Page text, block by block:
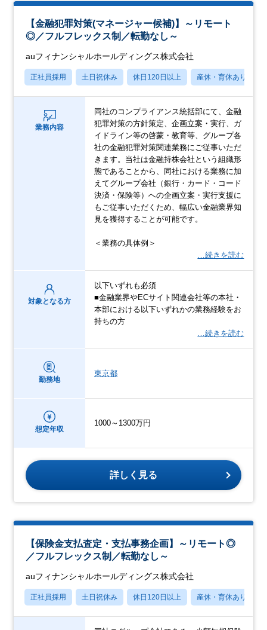
【金融犯罪対策(マネージャー候補)】～リモート
◎／フルフレックス制／転勤なし～
auフィナンシャルホールディングス株式会社
正社員採用 土日祝休み 休日120日以上 産休・育休あり
業務内容
同社のコンプライアンス統括部にて、金融
犯罪対策の方針策定、企画立案・実行、ガ
イドライン等の啓蒙・教育等、グループ各
社の金融犯罪対策関連業務にご従事いただ
きます。当社は金融持株会社という組織形
態であることから、同社における業務に加
えてグループ会社（銀行・カード・コード
決済・保険等）への企画立案・実行支援に
もご従事いただくため、幅広い金融業界知
見を獲得することが可能です。
＜業務の具体例＞
…続きを読む
対象となる方
以下いずれも必須
■金融業界やECサイト関連会社等の本社・
本部における以下いずれかの業務経験をお
持ちの方
…続きを読む
勤務地
東京都
想定年収
1000～1300万円
詳しく見る
【保険金支払査定・支払事務企画】～リモート◎
／フルフレックス制／転勤なし～
auフィナンシャルホールディングス株式会社
正社員採用 土日祝休み 休日120日以上 産休・育休あり